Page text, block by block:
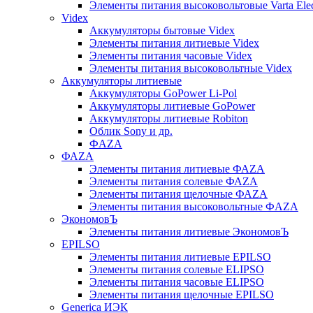
Элементы питания высоковольтовые Varta
Videx
Аккумуляторы бытовые Videx
Элементы питания литиевые Videx
Элементы питания часовые Videx
Элементы питания высоковольтные Videx
Аккумуляторы литиевые
Аккумуляторы GoPower Li-Pol
Аккумуляторы литиевые GoPower
Аккумуляторы литиевые Robiton
Облик Sony и др.
ФAZA
ФАZA
Элементы питания литиевые ФАZА
Элементы питания солевые ФАZА
Элементы питания щелочные ФАZА
Элементы питания высоковольтные ФAZA
ЭкономовЪ
Элементы питания литиевые ЭкономовЪ
EPILSO
Элементы питания литиевые EPILSO
Элементы питания солевые ELIPSO
Элементы питания часовые ELIPSO
Элементы питания щелочные EPILSO
Generica ИЭК